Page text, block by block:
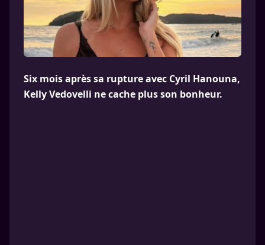
Six mois après sa rupture avec Cyril Hanouna,
Kelly Vedovelli ne cache plus son bonheur.